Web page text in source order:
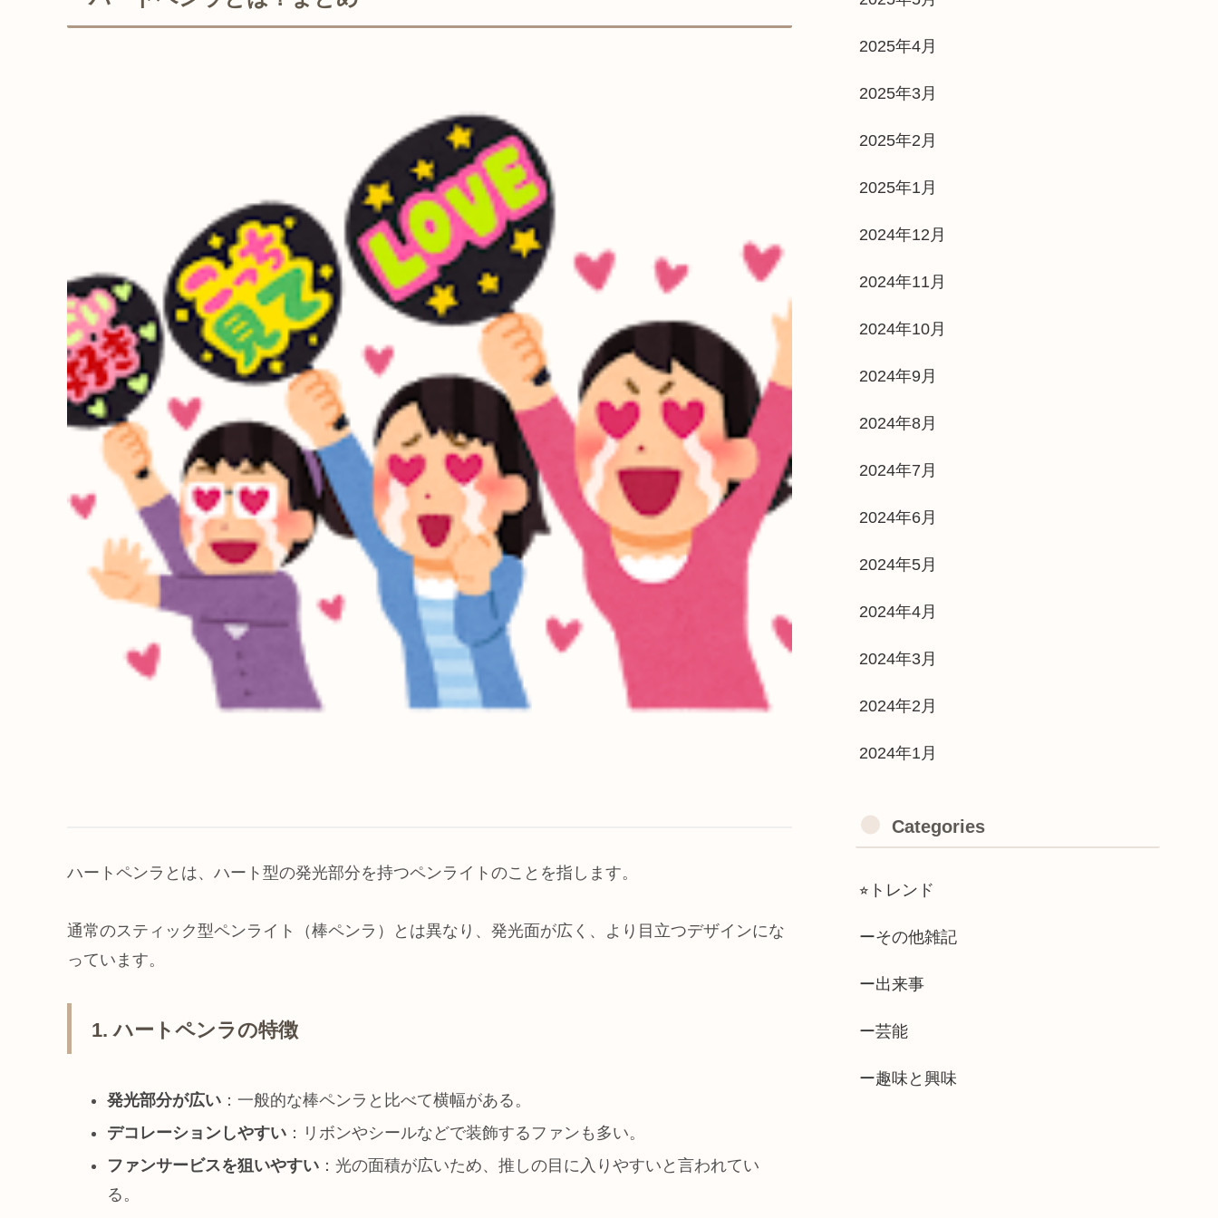
ハートペンラとは、ハート型の発光部分を持つペンライトのことを指します。
通常のスティック型ペンライト（棒ペンラ）とは異なり、発光面が広く、より目立つデザインにな
っています。
1. ハートペンラの特徴
発光部分が広い：一般的な棒ペンラと比べて横幅がある。
デコレーションしやすい：リボンやシールなどで装飾するファンも多い。
ファンサービスを狙いやすい：光の面積が広いため、推しの目に入りやすいと言われてい
る。
2025年4月
2025年3月
2025年2月
2025年1月
2024年12月
2024年11月
2024年10月
2024年9月
2024年8月
2024年7月
2024年6月
2024年5月
2024年4月
2024年3月
2024年2月
2024年1月
Categories
⭐︎トレンド
ーその他雑記
ー出来事
ー芸能
ー趣味と興味